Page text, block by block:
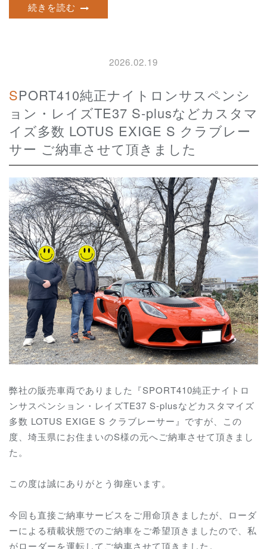
続きを読む
2026.02.19
SPORT410純正ナイトロンサスペンシ
ョン・レイズTE37 S-plusなどカスタマ
イズ多数 LOTUS EXIGE S クラブレー
サー ご納車させて頂きました
弊社の販売車両でありました『SPORT410純正ナイトロ
ンサスペンション・レイズTE37 S-plusなどカスタマイズ
多数 LOTUS EXIGE S クラブレーサー』ですが、この
度、埼玉県にお住まいのS様の元へご納車させて頂きまし
た。
この度は誠にありがとう御座います。
今回も直接ご納車サービスをご用命頂きましたが、ローダ
ーによる積載状態でのご納車をご希望頂きましたので、私
がローダーを運転してご納車させて頂きました。